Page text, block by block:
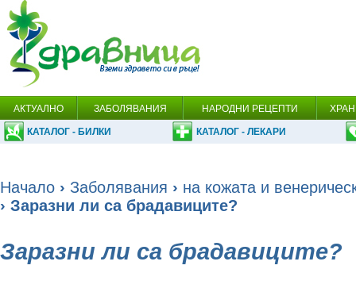
АКТУАЛНО ЗАБОЛЯВАНИЯ НАРОДНИ РЕЦЕПТИ
КАТАЛОГ - БИЛКИ КАТАЛОГ - ЛЕКАРИ
Начало › Заболявания › на кожата и
› Заразни ли са брадавиците?
Заразни ли са брадавиците?